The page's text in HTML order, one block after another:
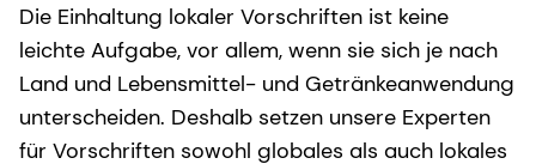
Die Einhaltung lokaler Vorschriften ist keine
leichte Aufgabe, vor allem, wenn sie sich je nach
Land und Lebensmittel- und Getränkeanwendung
unterscheiden. Deshalb setzen unsere Experten
für Vorschriften sowohl globales als auch lokales